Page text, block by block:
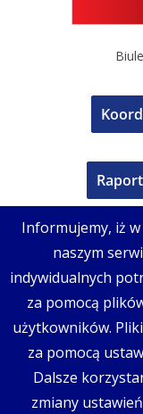
Informujemy, iż
naszym
indywidualnych
za pomocą
użytkowników.
za pomocą
Dalsze
zmiany